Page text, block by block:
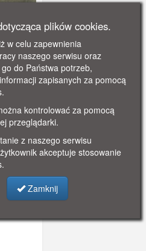
22:23
plików cookies.
w celu zapewnienia
naszego serwisu oraz
do Państwa potrzeb,
zapisanych za pomocą
kontrolować za pomocą
przeglądarki.
z naszego serwisu
akceptuje stosowanie
Zamknij